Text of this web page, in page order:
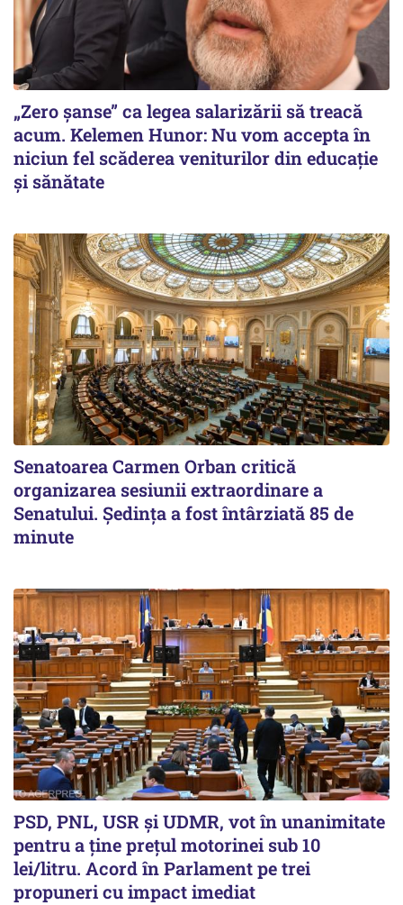
„Zero șanse” ca legea salarizării să treacă
acum. Kelemen Hunor: Nu vom accepta în
niciun fel scăderea veniturilor din educație
și sănătate
Senatoarea Carmen Orban critică
organizarea sesiunii extraordinare a
Senatului. Şedinţa a fost întârziată 85 de
minute
PSD, PNL, USR şi UDMR, vot în unanimitate
pentru a ţine preţul motorinei sub 10
lei/litru. Acord în Parlament pe trei
propuneri cu impact imediat